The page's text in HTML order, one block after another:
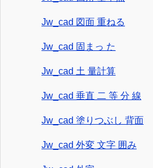
Jw_cad 図面 重ねる
Jw_cad 固まっ た
Jw_cad 土 量計算
Jw_cad 垂直 二 等 分 線
Jw_cad 塗りつぶし 背面
Jw_cad 外変 文字 囲み